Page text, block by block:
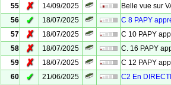
55
✗ 14/09/2025
Belle vue sur
56
✓ 18/07/2025
C 8 PAPY
57
✗ 18/07/2025
C 10 PAPY
58
✗ 18/07/2025
C. 16 PAPY
59
✗ 18/07/2025
C 12 PAPY
60
✓ 21/06/2025
C2 En